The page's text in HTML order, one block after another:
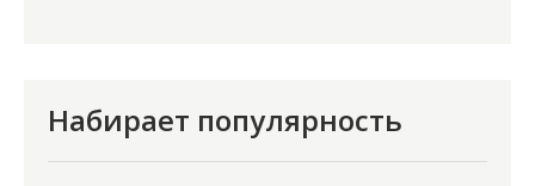
Набирает популярность